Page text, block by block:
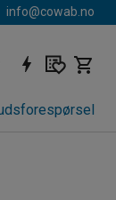
info@cowab.no